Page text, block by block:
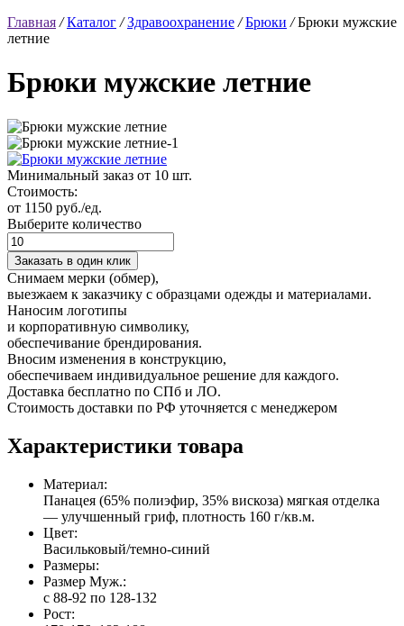
Главная /Каталог /Здравоохранение /Брюки /Брюки мужские
летние
Брюки мужские летние
Минимальный заказ от 10 шт.
Стоимость:
от 1150 руб./ед.
Выберите количество
Заказать в один клик
Снимаем мерки (обмер),
выезжаем к заказчику с образцами одежды и материалами.
Наносим логотипы
и корпоративную символику,
обеспечивание брендирования.
Вносим изменения в конструкцию,
обеспечиваем индивидуальное решение для каждого.
Доставка бесплатно по СПб и ЛО.
Стоимость доставки по РФ уточняется с менеджером
Характеристики товара
Материал:
Панацея (65% полиэфир, 35% вискоза) мягкая отделка
— улучшенный гриф, плотность 160 г/кв.м.
Цвет:
Васильковый/темно-синий
Размеры:
Размер Муж.:
с 88-92 по 128-132
Рост: